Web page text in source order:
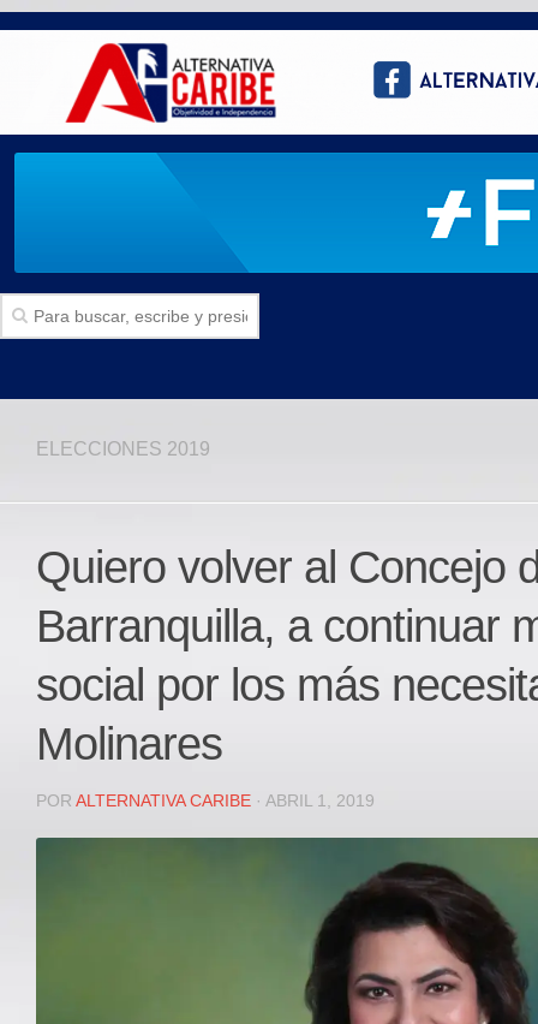
Politica
Deportes
JUDICIAL
REGIONAL
DEPARTAMENTAL
OPINIÓN
ELECCIONES 2019
Quiero volver al Concejo
Barranquilla, a continuar
social por los más
Molinares
POR ALTERNATIVA CARIBE · ABRIL 1, 2019